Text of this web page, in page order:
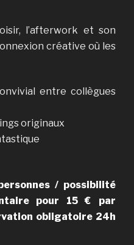
l’afterwork et son
créative où les
entre collègues
originaux
/ possibilité
pour 15 € par
obligatoire 24h